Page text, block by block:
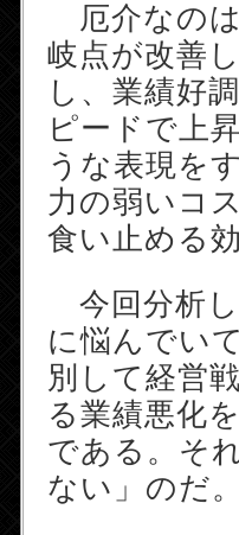
厄介なの
岐点が改善
し、業績好
ピードで上
うな表現を
力の弱いコ
食い止める
今回分析
に悩んでい
別して経営
る業績悪化
である。そ
ない」のだ。